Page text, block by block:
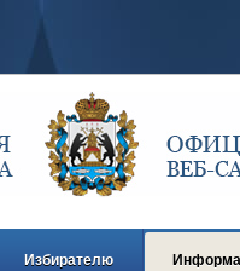
Избирателю